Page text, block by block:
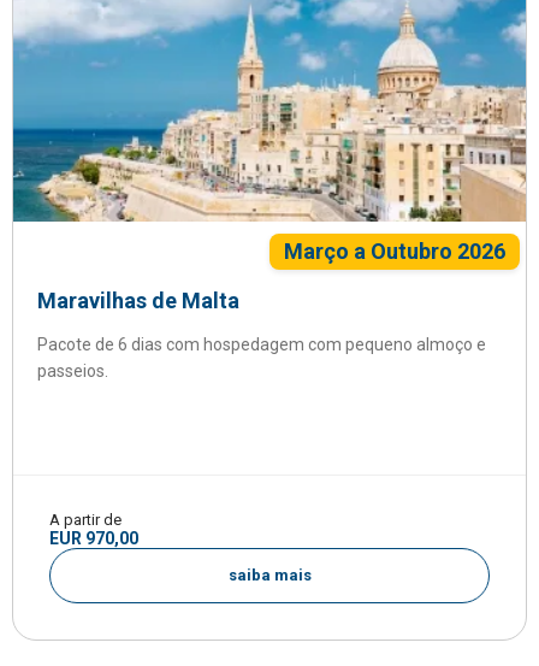
Março a Outubro 2026
Maravilhas de Malta
Pacote de 6 dias com hospedagem com pequeno almoço e
passeios.
A partir de
EUR 970,00
saiba mais